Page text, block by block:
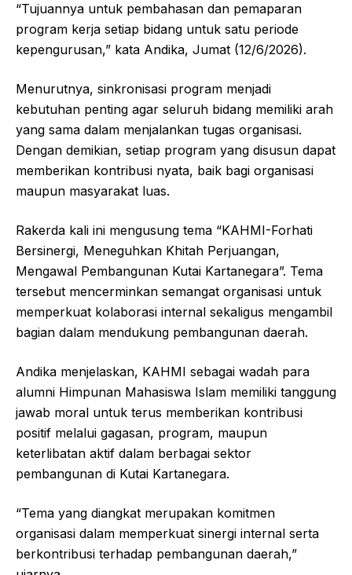
“Tujuannya untuk pembahasan dan pemaparan
program kerja setiap bidang untuk satu periode
kepengurusan,” kata Andika, Jumat (12/6/2026).
Menurutnya, sinkronisasi program menjadi
kebutuhan penting agar seluruh bidang memiliki arah
yang sama dalam menjalankan tugas organisasi.
Dengan demikian, setiap program yang disusun dapat
memberikan kontribusi nyata, baik bagi organisasi
maupun masyarakat luas.
Rakerda kali ini mengusung tema “KAHMI-Forhati
Bersinergi, Meneguhkan Khitah Perjuangan,
Mengawal Pembangunan Kutai Kartanegara”. Tema
tersebut mencerminkan semangat organisasi untuk
memperkuat kolaborasi internal sekaligus mengambil
bagian dalam mendukung pembangunan daerah.
Andika menjelaskan, KAHMI sebagai wadah para
alumni Himpunan Mahasiswa Islam memiliki tanggung
jawab moral untuk terus memberikan kontribusi
positif melalui gagasan, program, maupun
keterlibatan aktif dalam berbagai sektor
pembangunan di Kutai Kartanegara.
“Tema yang diangkat merupakan komitmen
organisasi dalam memperkuat sinergi internal serta
berkontribusi terhadap pembangunan daerah,”